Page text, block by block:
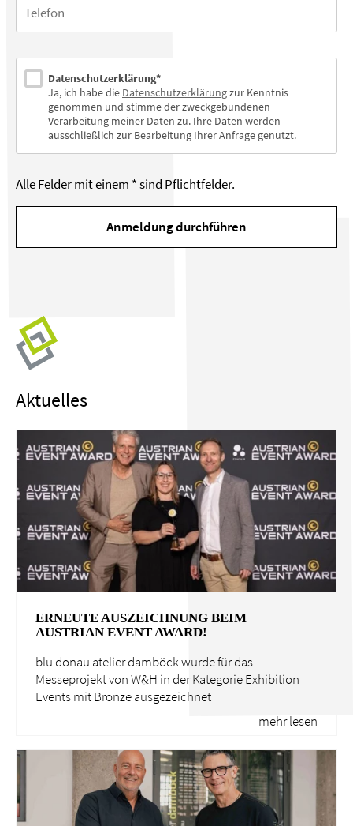
Aktuelles
ERNEUTE AUSZEICHNUNG BEIM
AUSTRIAN EVENT AWARD!
blu donau atelier damböck wurde für das
Messeprojekt von W&H in der Kategorie Exhibition
Events mit Bronze ausgezeichnet
mehr lesen